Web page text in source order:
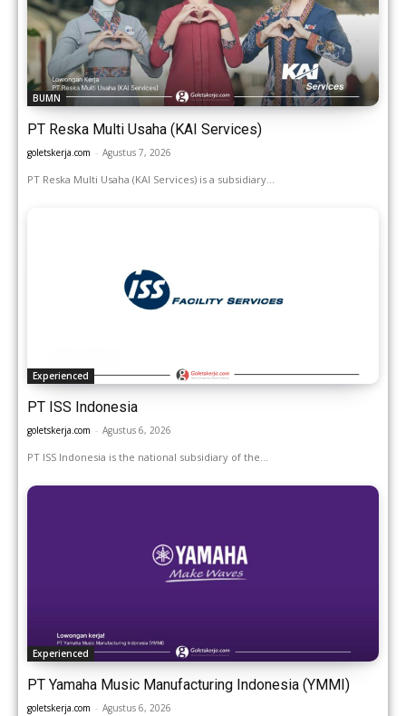
BUMN
PT Reska Multi Usaha (KAI Services)
goletskerja.com - Agustus 7, 2026
PT Reska Multi Usaha (KAI Services) is a subsidiary...
Experienced
PT ISS Indonesia
goletskerja.com - Agustus 6, 2026
PT ISS Indonesia is the national subsidiary of the...
Experienced
PT Yamaha Music Manufacturing Indonesia (YMMI)
goletskerja.com - Agustus 6, 2026